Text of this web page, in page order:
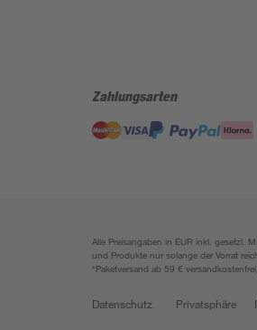
Zahlungsarten
Alle Preisangaben in EUR inkl. gesetzl.
und Produkte nur solange der Vorrat
*Paketversand ab 59 €
Datenschutz Privatsphäre